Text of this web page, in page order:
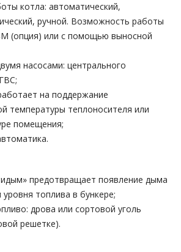
котла: автоматический,
ручной. Возможность работы
(опция) или с помощью выносной
насосами: центрального
на поддержание
температуры теплоносителя или
помещения;
предотвращает появление дыма
топлива в бункере;
дрова или сортовой уголь
решетке).